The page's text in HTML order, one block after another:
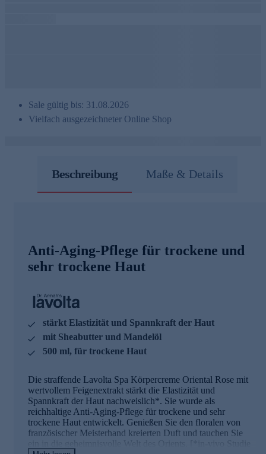
Sale gültig bis: 31.08.2026
Vielfach ausgezeichneter Online Shop
Beschreibung Maße & Details
Anti-Aging-Pflege für trockene und
sehr trockene Haut
stärkt Elastizität und Spannkraft der Haut
mit Sheabutter und Mandelöl
500 ml, für trockene Haut
Die straffende Lavolta Spa Körpercreme Oriental Rose mit
wertvollem Feigenextrakt stärkt die Elastizität und
Spannkraft der Haut nachweislich*. Sie wurde als
reichhaltige Anti-Aging-Pflege für trockene und sehr
trockene Haut entwickelt. Genießen Sie den floralen von
französischer Meisterhand kreierten Duft und tauchen Sie
ein in die geheimnisvolle Welt des Orients. [*in-vivo Studie